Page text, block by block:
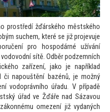
prostředí žďárského městského
suchem, které se již projevuje
pro hospodárné užívání
sítě. Odběr podzemních
zařízení, jako je například
či napouštění bazénů, je možný
vodoprávního úřadu. V případě
úřad ve Žďáře nad Sázavou
omezení již vydaných